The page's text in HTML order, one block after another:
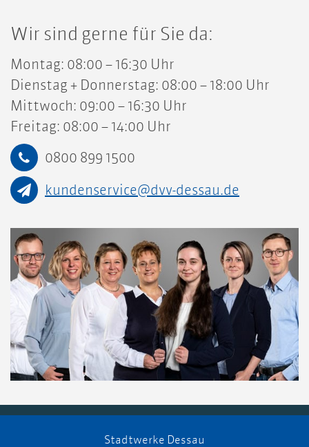
Wir sind gerne für Sie da:
Montag: 08:00 – 16:30 Uhr
Dienstag + Donnerstag: 08:00 – 18:00 Uhr
Mittwoch: 09:00 – 16:30 Uhr
Freitag: 08:00 – 14:00 Uhr
0800 899 1500
kundenservice@dvv-dessau.de
Stadtwerke Dessau